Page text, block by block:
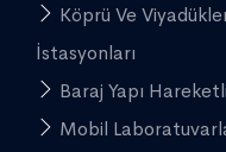
Köprü Ve
İstasyonları
Baraj Yapı
Mobil